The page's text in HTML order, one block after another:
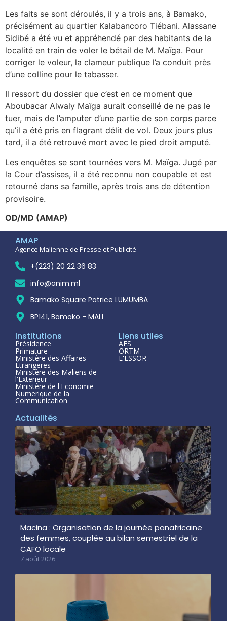
Les faits se sont déroulés, il y a trois ans, à Bamako,
précisément au quartier Kalabancoro Tiébani. Alassane
Sidibé a été vu et appréhendé par des habitants de la
localité en train de voler le bétail de M. Maïga. Pour
corriger le voleur, la clameur publique l’a conduit près
d’une colline pour le tabasser.
Il ressort du dossier que c’est en ce moment que
Aboubacar Alwaly Maïga aurait conseillé de ne pas le
tuer, mais de l’amputer d’une partie de son corps parce
qu’il a été pris en flagrant délit de vol. Deux jours plus
tard, il a été retrouvé mort avec le pied droit amputé.
Les enquêtes se sont tournées vers M. Maïga. Jugé par
la Cour d’assises, il a été reconnu non coupable et est
retourné dans sa famille, après trois ans de détention
provisoire.
OD/MD (AMAP)
AMAP
Agence Malienne de Presse et Publicité
+(223) 20 22 36 83
info@anim.ml
Bamako Square Patrice LUMUMBA
BP141, Bamako - MALI
Institutions
Présidence
Primature
Ministère des Affaires
Étrangeres
Ministère des Maliens de
l'Exterieur
Ministère de l'Economie
Numerique de la
Communication
Liens utiles
AES
ORTM
L'ESSOR
Actualités
Macina : Organisation de la journée panafricaine
des femmes, couplée au bilan semestriel de la
CAFO locale
7 août 2026